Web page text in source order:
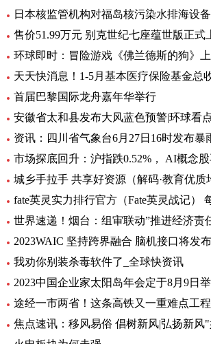
售价51.99万元 别克世纪七座蕴世版正式
首届巴黎国际龙舟嘉年华举行
安徽省太和县发布大风蓝色预警|环球看
资讯：四川省气象台6月27日16时发布暴
市场探底回升：沪指跌0.52%， AI概念
fate英灵实力排行官方（Fate英灵战记）
世界速递！烟台：组审联动”推进经济责
我劝你别装杀毒软件了_全球快资讯
2023中国企业家太阳岛年会定于8月9日